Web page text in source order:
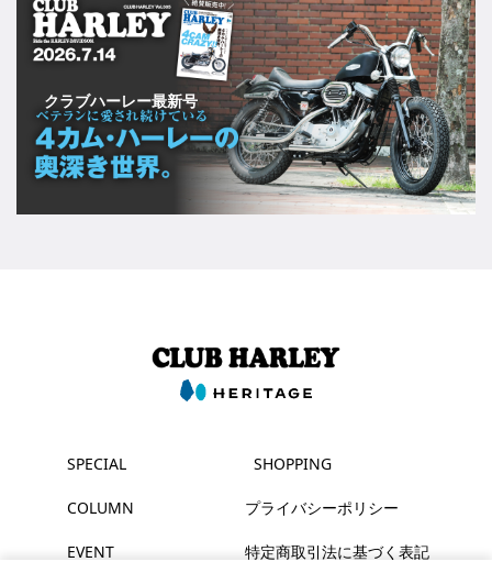
クラブハーレー最新号
SPECIAL
COLUMN
EVENT
SHOPPING
プライバシーポリシー
特定商取引法に基づく表記